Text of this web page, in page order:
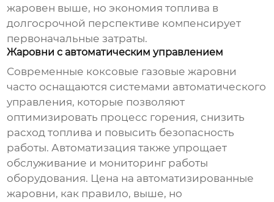
жаровен выше, но экономия топлива в
долгосрочной перспективе компенсирует
первоначальные затраты.
Жаровни с автоматическим управлением
Современные коксовые газовые жаровни
часто оснащаются системами автоматического
управления, которые позволяют
оптимизировать процесс горения, снизить
расход топлива и повысить безопасность
работы. Автоматизация также упрощает
обслуживание и мониторинг работы
оборудования. Цена на автоматизированные
жаровни, как правило, выше, но